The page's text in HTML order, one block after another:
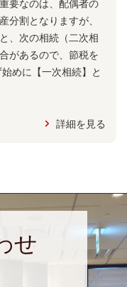
要なのは、配偶者の
分割となりますが、
、次の相続（二次相
があるので、節税を
めに【一次相続】と
詳細を見る
せ